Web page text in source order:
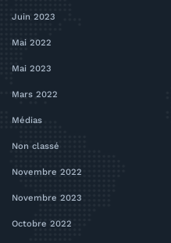
Juin 2023
Mai 2022
Mai 2023
Mars 2022
Médias
Non classé
Novembre 2022
Novembre 2023
Octobre 2022